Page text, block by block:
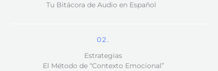
Tu Bitácora de Audio en Español
02.
Estrategias
El Método de “Contexto Emocional”